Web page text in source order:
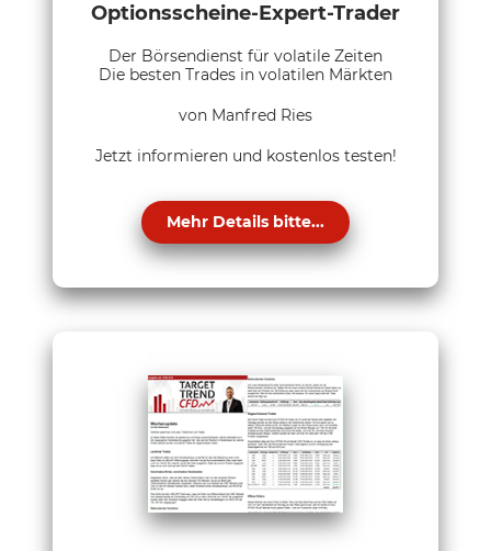
Optionsscheine-Expert-Trader
Der Börsendienst für volatile Zeiten
Die besten Trades in volatilen Märkten
von Manfred Ries
Jetzt informieren und kostenlos testen!
Mehr Details bitte...